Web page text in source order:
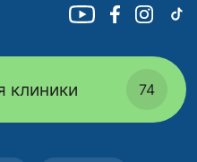
клиники 74